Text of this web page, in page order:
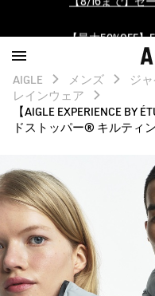
ログイン/会員
AIGLE CLUB ポイ
【8/16まで】セー
【最大50%OFF
ログイン/会員
AIGLE CLUB ポイ
AIGLE メンズ
ジ
レインウェア
【AIGLE EXPERIENCE BY
ドストッパー® キルティ